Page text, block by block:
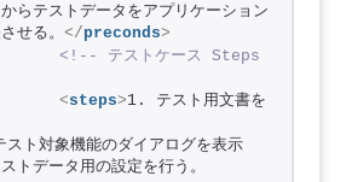
らテストデータをアプリケーション
せる。 </preconds>
<!-- テストケース Steps
<steps>1. テスト用文書を
ト対象機能のダイアログを表示
トデータ用の設定を行う。